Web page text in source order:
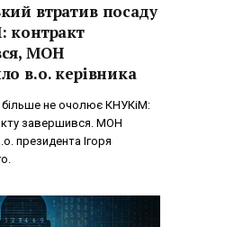
втратив посаду
контракт
МОН
в.о. керівника
не очолює КНУКіМ:
завершився. МОН
президента Ігоря